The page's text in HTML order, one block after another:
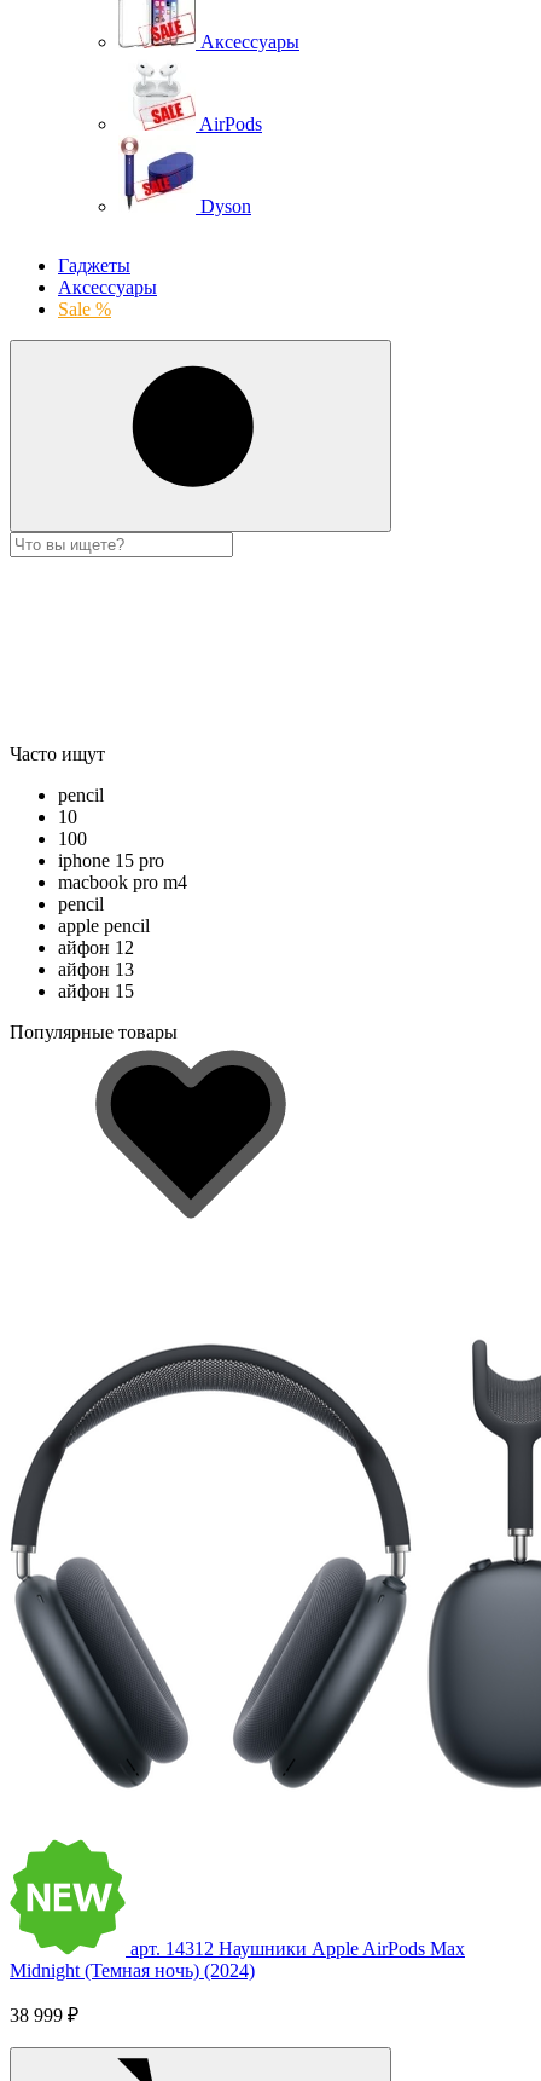
Аксессуары
AirPods
Dyson
Гаджеты
Аксессуары
Sale %
Часто ищут
pencil
10
100
iphone 15 pro
macbook pro m4
pencil
apple pencil
айфон 12
айфон 13
айфон 15
Популярные товары
арт. 14312 Наушники Apple AirPods Max
Midnight (Темная ночь) (2024)
38 999 ₽